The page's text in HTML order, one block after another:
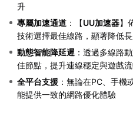
升
專屬加速通道 ：【UU加速器】
技術選擇最佳線路，顯著降低
動態智能降延遲 ：透過多線路
佳節點，提升連線穩定與遊戲
全平台支援 ：無論在PC、手機
能提供一致的網路優化體驗